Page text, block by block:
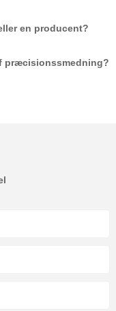
en producent?
præcisionssmedning?